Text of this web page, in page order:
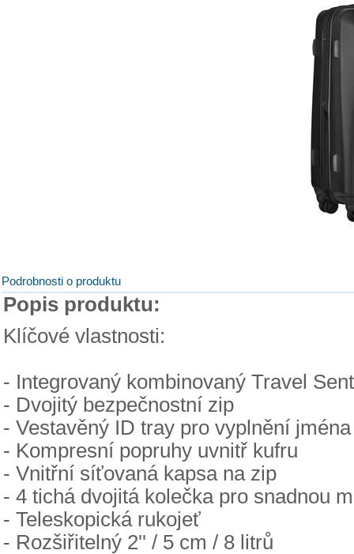
Podrobnosti o produktu
Popis produktu:
Klíčové vlastnosti:
- Integrovaný kombinovaný Travel
- Dvojitý bezpečnostní zip
- Vestavěný ID tray pro vyplnění
- Kompresní popruhy uvnitř kufru
- Vnitřní síťovaná kapsa na zip
- 4 tichá dvojitá kolečka pro snadnou
- Teleskopická rukojeť
- Rozšiřitelný 2'' / 5 cm / 8 litrů